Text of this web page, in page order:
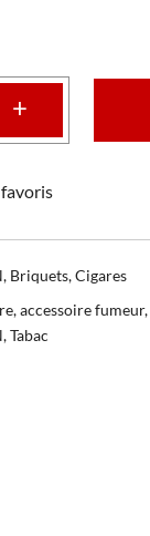
+
, Briquets,Cigares
,accessoire fumeur,
,Tabac